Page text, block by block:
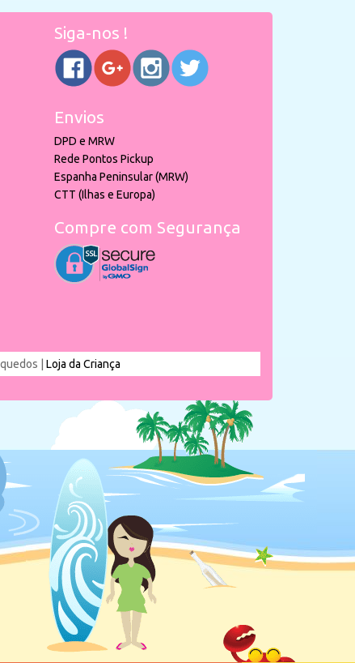
Siga-nos !
Envios
DPD e MRW
Rede Pontos Pickup
Espanha Peninsular (MRW)
CTT (Ilhas e Europa)
Compre com Segurança
| Loja da Criança